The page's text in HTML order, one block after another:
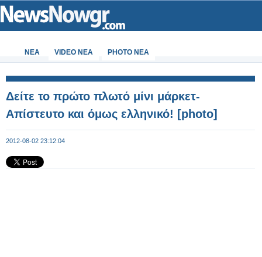
ΝΕΑ VIDEO NEA PHOTO NEA
Δείτε το πρώτο πλωτό μίνι μάρκετ-
Απίστευτο και όμως ελληνικό! [photo]
2012-08-02 23:12:04